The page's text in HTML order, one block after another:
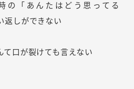
の「あんたはどう思ってる
返しができない
て口が裂けても言えない